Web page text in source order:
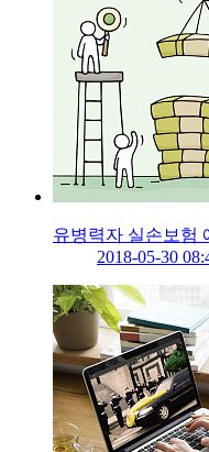
유병력자 실손보험
2018-05-30